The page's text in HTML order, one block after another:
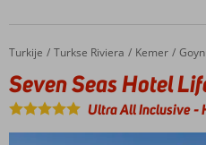
goede
vriendelijk
personeel
Home
Turkije Turkse Riviera Kemer
Seven Seas Hotel Life
Seven Seas Hotel
Ultra All Inclusive-